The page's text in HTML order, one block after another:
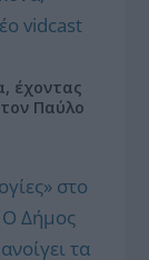
έχοντας
Παύλο